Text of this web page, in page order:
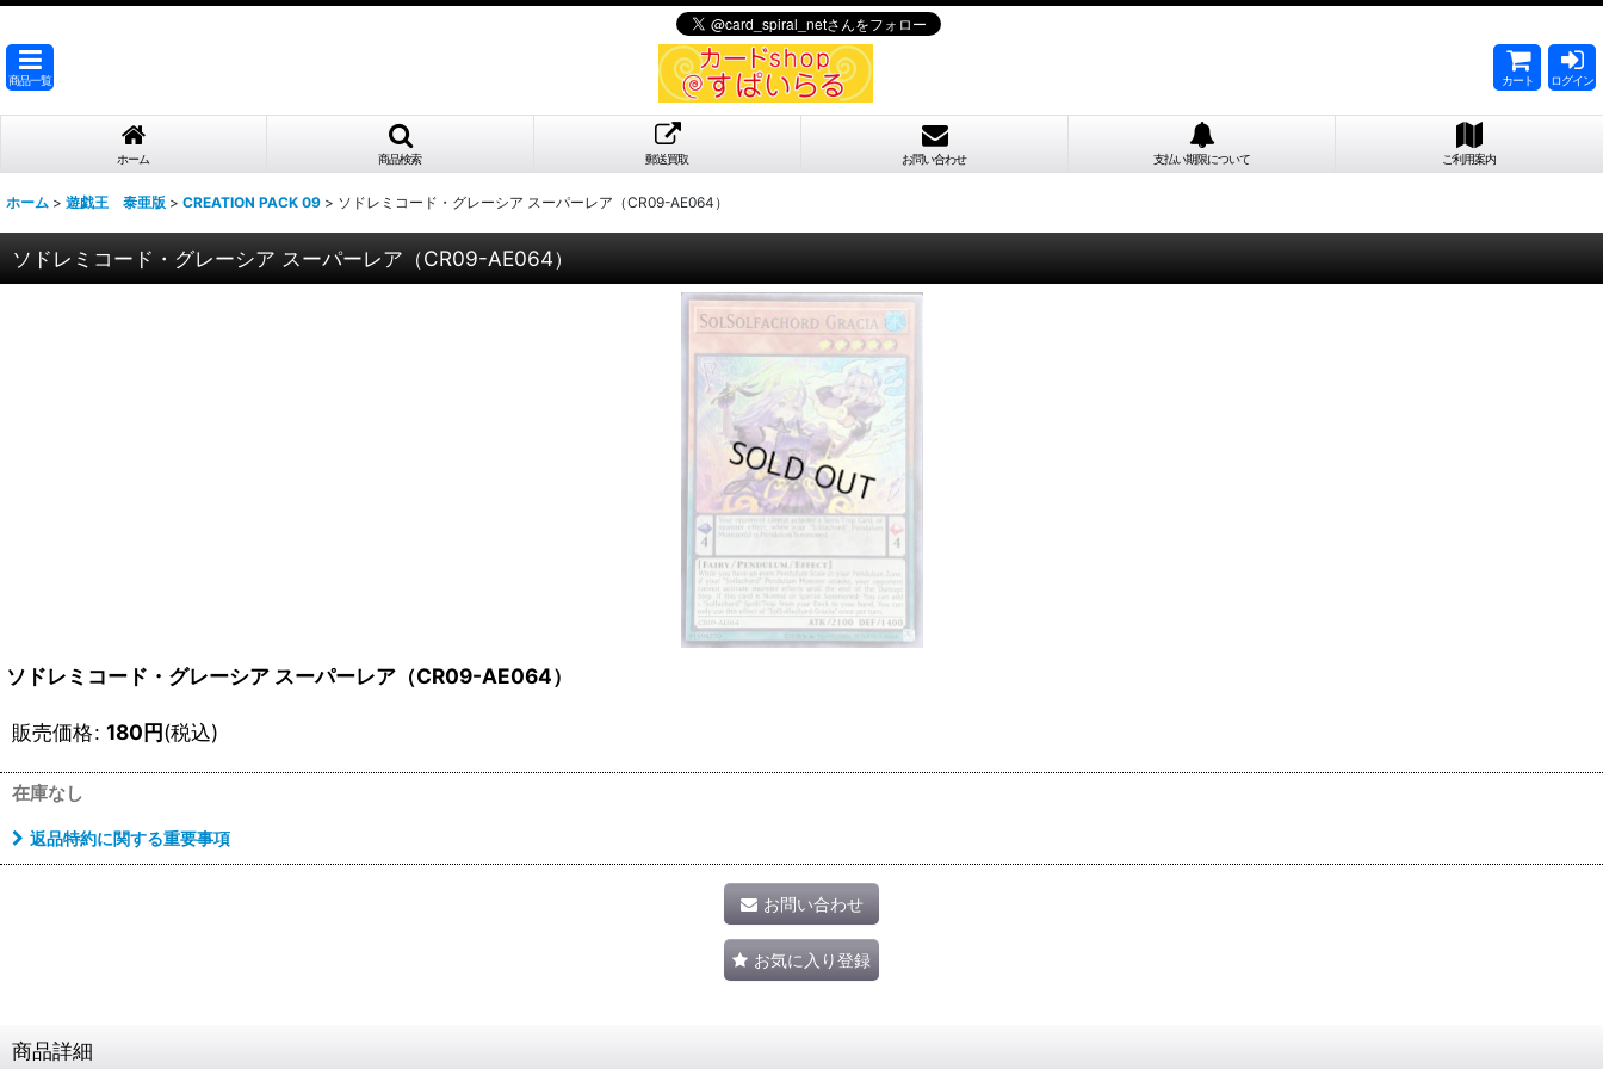
商品一覧 カート ログイン
ホーム 商品検索 郵送買取 お問い合わせ 支払い期限について ご利用案内
ホーム > 遊戯王 泰亜版 > CREATION PACK 09 > ソドレミコード・グレーシア スーパーレア（CR09-AE064）
ソドレミコード・グレーシア スーパーレア（CR09-AE064）
ソドレミコード・グレーシア スーパーレア（CR09-AE064）
販売価格: 180円(税込)
在庫なし
返品特約に関する重要事項
お問い合わせ
お気に入り登録
商品詳細